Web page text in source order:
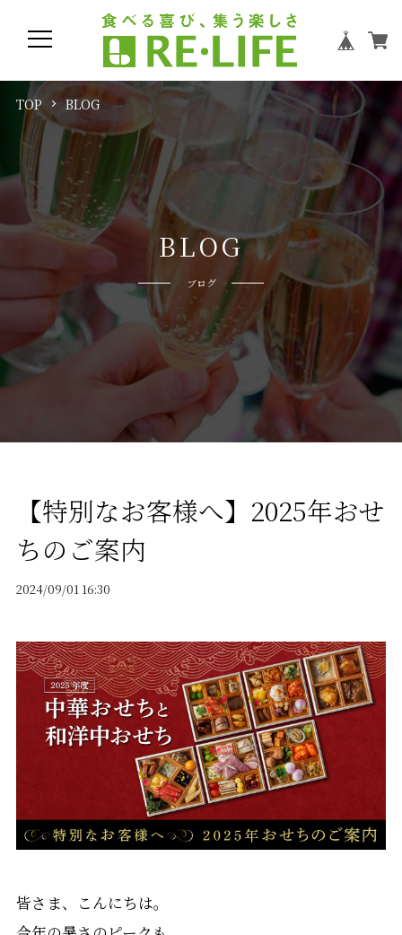
BLOG
ブログ
TOP BLOG
【特別なお客様へ】2025年おせ
ちのご案内
2024/09/01 16:30
皆さま、こんにちは。